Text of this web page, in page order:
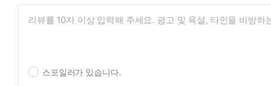
스포일러가 있습니다.